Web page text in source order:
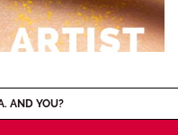
AND YOU?